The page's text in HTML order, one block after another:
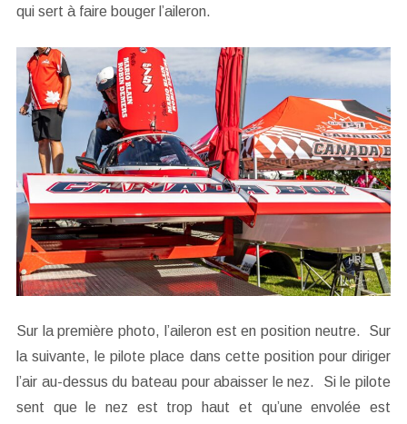
qui sert à faire bouger l’aileron.
Sur la première photo, l’aileron est en position neutre. Sur
la suivante, le pilote place dans cette position pour diriger
l’air au-dessus du bateau pour abaisser le nez. Si le pilote
sent que le nez est trop haut et qu’une envolée est